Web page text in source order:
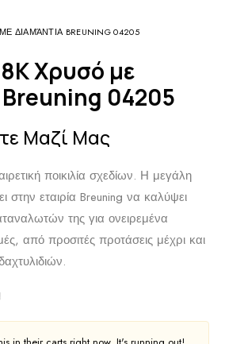
ΔΙΑΜΆΝΤΙΑ BREUNING 04205
Breuning 04205
Μαζί Μας
ποικιλία σχεδίων. Η μεγάλη
στην εταιρία Breuning να καλύψει
της για ονειρεμένα
από προσιτές προτάσεις μέχρι και